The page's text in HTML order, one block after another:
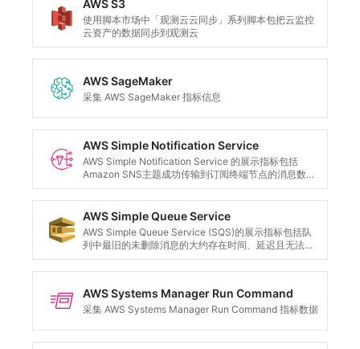
AWS S3
使用脚本市场中「观测云云同步」系列脚本包把云监控
云资产的数据同步到观测云
AWS SageMaker
采集 AWS SageMaker 指标信息
AWS Simple Notification Service
AWS Simple Notification Service 的展示指标包括
Amazon SNS主题成功传输到订阅终端节点的消息数量,
Amazon SNS 传输失败的消息数量,发布到您的
Amazon SNS 主题的消息数量,已发布消息的大小等。
AWS Simple Queue Service
AWS Simple Queue Service (SQS)的展示指标包括队
列中最旧的未删除消息的大约存在时间、延迟且无法立
即读取的消息数量、处于空中状态的消息的数量、可从
队列取回的消息数量等。
AWS Systems Manager Run Command
采集 AWS Systems Manager Run Command 指标数据